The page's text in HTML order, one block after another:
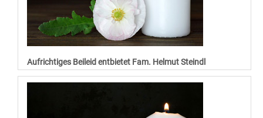
Aufrichtiges Beileid entbietet Fam. Helmut Steindl